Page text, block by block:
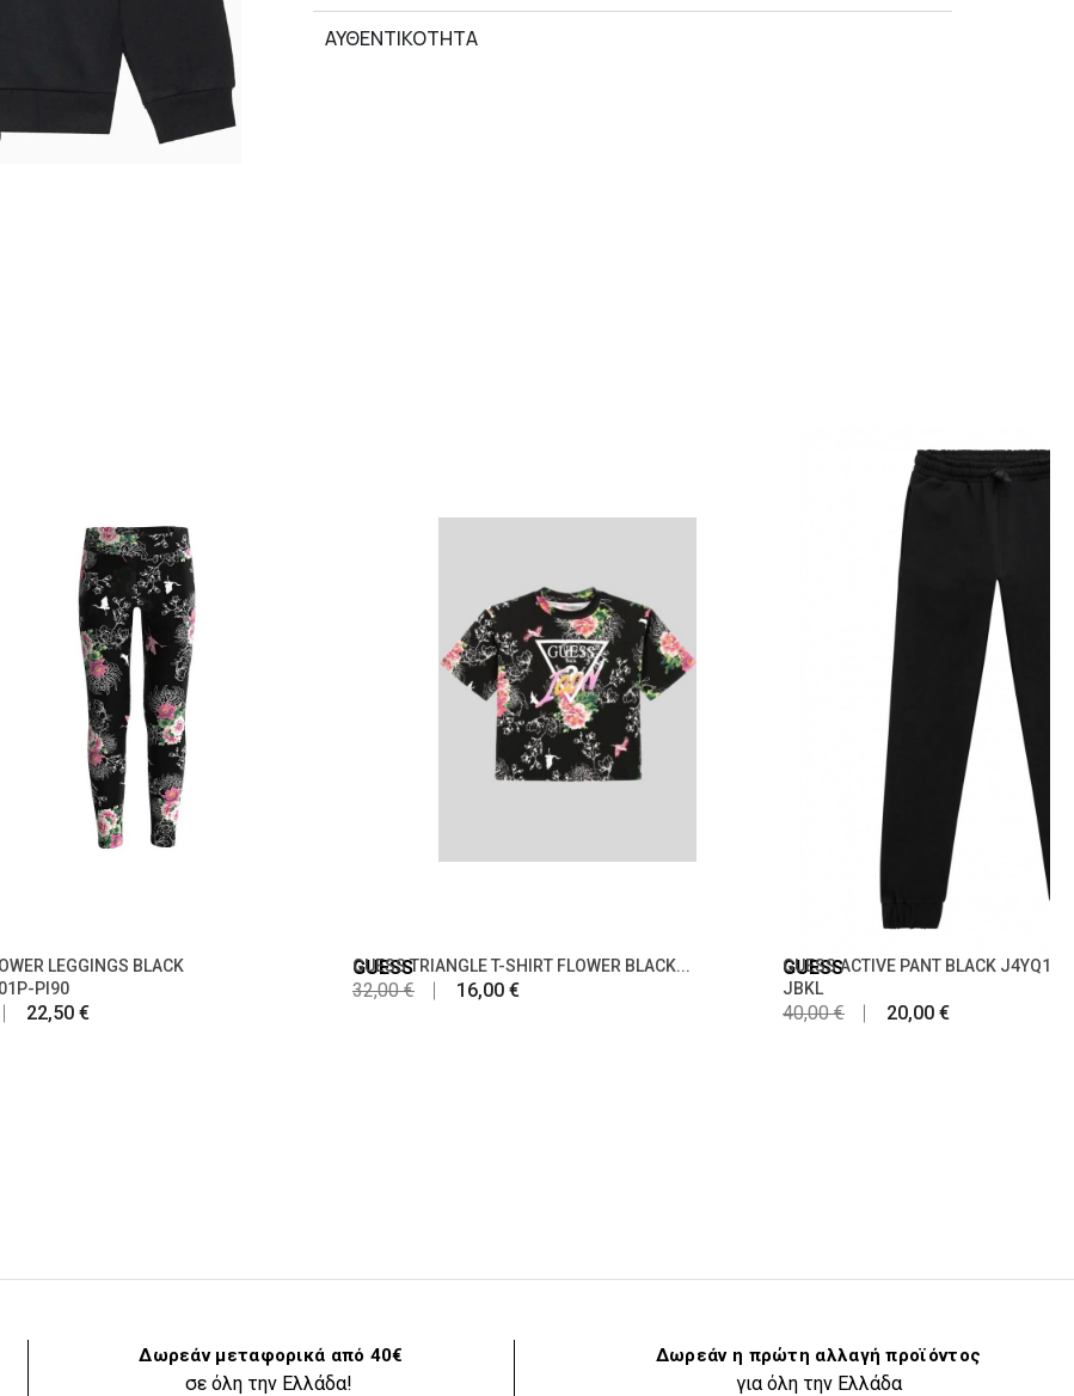
ΑΥΘΕΝΤΙΚΟΤΗΤΑ
LEGGINGS BLACK
PI90
22,50 €
GUESS
GUESS TRIANGLE T-SHIRT FLOWER BLACK...
32,00 € 16,00 €
GUESS
GUESS ACTIVE PANT BLACK
JBKL
40,00 € 20,00 €
Δωρεάν μεταφορικά από 40€
σε όλη την Ελλάδα!
Δωρεάν η πρώτη αλλαγή προϊόντος
για όλη την Ελλάδα